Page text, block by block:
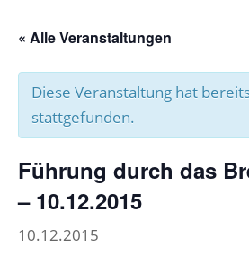
« Alle Veranstaltungen
Diese Veranstaltung hat
stattgefunden.
Führung durch das
– 10.12.2015
10.12.2015